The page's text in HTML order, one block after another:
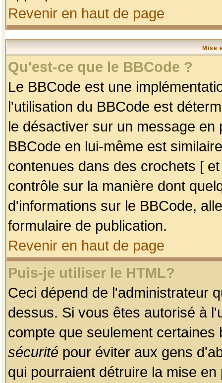
Revenir en haut de page
Mise
Qu'est-ce que le BBCode ?
Le BBCode est une
l'utilisation du BBCode est
le désactiver sur un message
BBCode en lui-même est
contenues dans des crochets [
contrôle sur la manière dont
d'informations sur le BBCode,
formulaire de publication.
Revenir en haut de page
Puis-je utiliser le HTML?
Ceci dépend de l'administrateur
dessus. Si vous êtes autorisé à
compte que seulement
sécurité pour éviter aux gens
qui pourraient détruire la mise